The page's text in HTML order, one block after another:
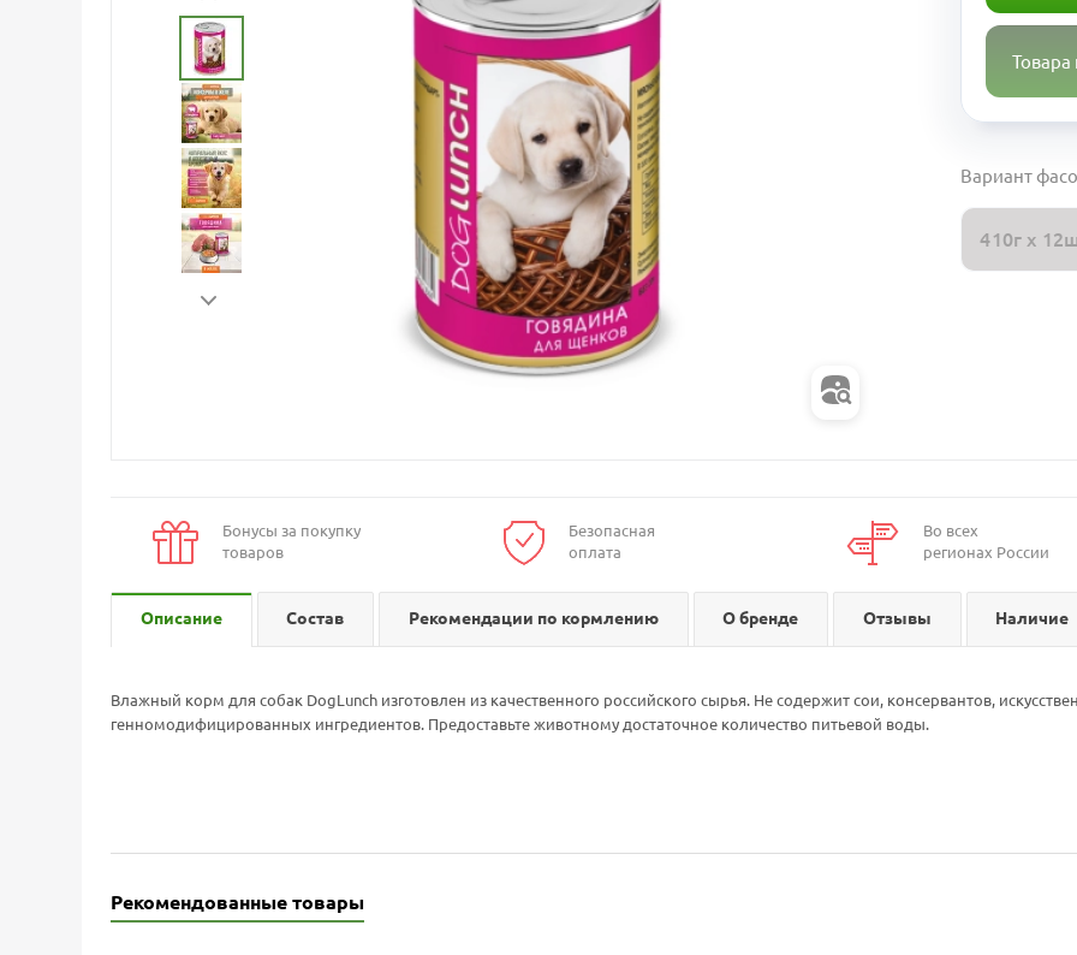
Товара
Вариант
410г х
Бонусы за покупку
товаров
Безопасная
оплата
Во всех
регионах России
Описание Состав Рекомендации по кормлению О бренде Отзывы Наличие
Влажный корм для собак DogLunch изготовлен из качественного российского сырья. Не содержит сои, консервантов,
генномодифицированных ингредиентов. Предоставьте животному достаточное количество питьевой воды.
Рекомендованные товары